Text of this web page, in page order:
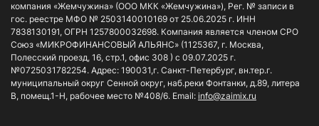
компания «Жемчужина» (ООО МКК «Жемчужина»), Рег. № записи в
гос. реестре МФО № 2503140010169 от 25.06.2025 г. ИНН
7838130191, ОГРН 1257800032698. Компания является членом СРО
Союз «МИКРОФИНАНСОВЫЙ АЛЬЯНС» (1125367, г. Москва,
Полесский проезд, 16, стр.1, офис 308 ) с 09.07.2025 г.
№0725031782254. Адрес: 190031,г. Санкт-Петербург, вн.тер.г.
муниципальный округ Сенной округ, наб.реки Фонтанки, д.89, литера
В, помещ.1-Н, рабочее место №408/6. Email: info@zaimix.ru
содействии.
Основанием для отказа заемщику в
предоставлении льготного периода
является несоответствие
представленного заемщиком
требования положениям ч. 1 и ч. 2 ст. 1
Закона 377-ФЗ.
предоставление государственной
поддержки по которому
осуществляется в порядке,
установленном в соответствии счастью
4 статьи 104Федерального закона от 29
декабря 2012 года N 273-ФЗ «Об